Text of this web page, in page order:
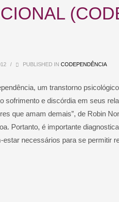
/ PUBLISHED IN CODEPENDÊNCIA
um transtorno
sofrimento e discórdia em seus
que amam demais”, de Robin
Portanto, é importante
necessários para se permitir